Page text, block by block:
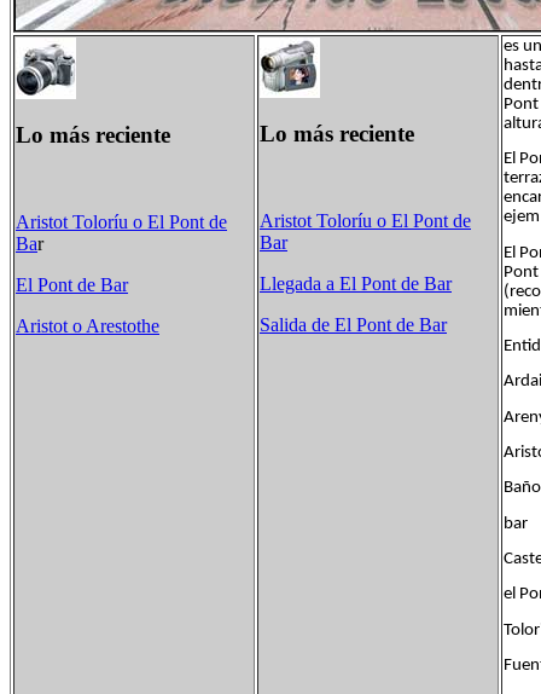
Lo más reciente
Aristot Toloríu​ o El Pont de
Bar
El Pont de Bar
Aristot o Arestothe
Lo más reciente
Aristot Toloríu​ o El Pont de
Bar
Llegada a El Pont de Bar
Salida de El Pont de Bar
es
Pont
El
El
Pont
el